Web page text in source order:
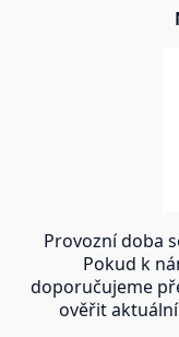
Provozní doba
Pokud k
doporučujeme
ověřit